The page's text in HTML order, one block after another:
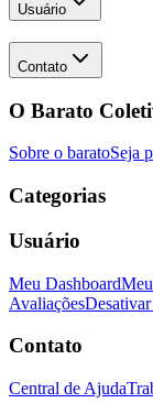
Usuário
Contato
O Barato
Sobre o baratoSeja
Categorias
Usuário
Meu Dashboard
Avaliações
Contato
Central de Ajuda